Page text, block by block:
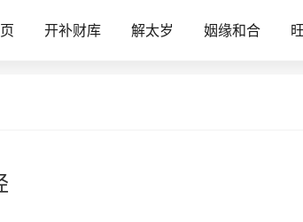
开补财库 解太岁 姻缘和合